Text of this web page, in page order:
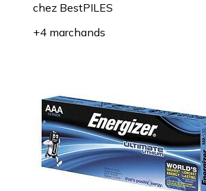
chez BestPILES
+4 marchands